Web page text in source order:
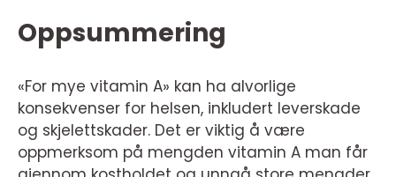
Oppsummering
«For mye vitamin A» kan ha alvorlige
konsekvenser for helsen, inkludert leverskade
og skjelettskader. Det er viktig å være
oppmerksom på mengden vitamin A man får